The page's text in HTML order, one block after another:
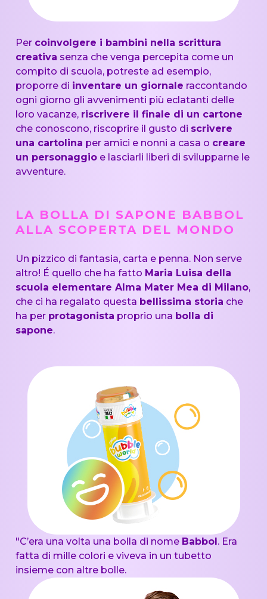
Per coinvolgere i bambini nella scrittura
creativa senza che venga percepita come un
compito di scuola, potreste ad esempio,
proporre di inventare un giornale raccontando
ogni giorno gli avvenimenti più eclatanti delle
loro vacanze, riscrivere il finale di un cartone
che conoscono, riscoprire il gusto di scrivere
una cartolina per amici e nonni a casa o creare
un personaggioe lasciarli liberi di svilupparne le
avventure.
LA BOLLA DI SAPONE BABBOL
ALLA SCOPERTA DEL MONDO
Un pizzico di fantasia, carta e penna. Non serve
altro! É quello che ha fatto Maria Luisa della
scuola elementare Alma Mater Mea di Milano,
che ci ha regalato questa bellissima storia che
ha per protagonista proprio una bolla di
sapone.
"C’era una volta una bolla di nome Babbol . Era
fatta di mille colori e viveva in un tubetto
insieme con altre bolle.